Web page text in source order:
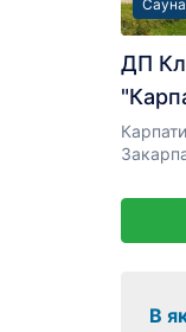
Сауна
ДП
В